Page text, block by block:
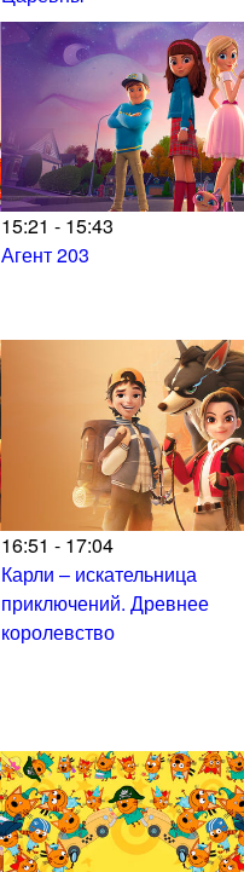
15:21 - 15:43
Агент 203
16:51 - 17:04
Карли – искательница
приключений. Древнее
королевство